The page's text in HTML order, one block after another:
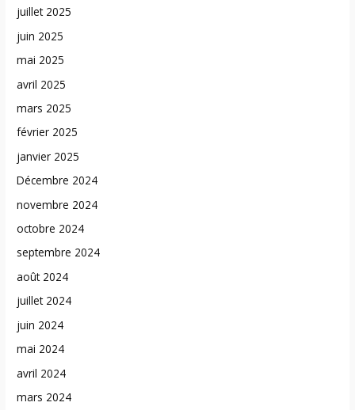
juillet 2025
juin 2025
mai 2025
avril 2025
mars 2025
février 2025
janvier 2025
Décembre 2024
novembre 2024
octobre 2024
septembre 2024
août 2024
juillet 2024
juin 2024
mai 2024
avril 2024
mars 2024